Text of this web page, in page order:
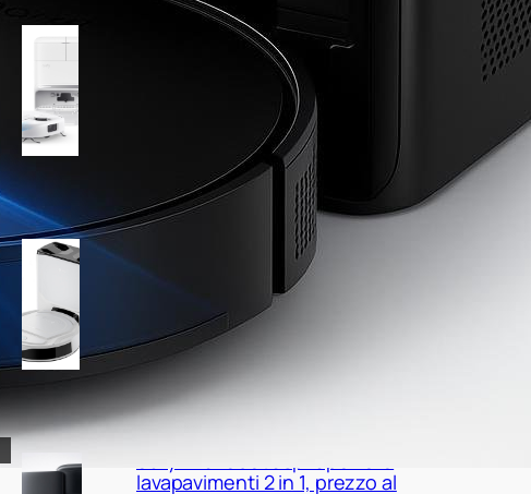
eufy C28 HydroJet 5 in 1, super
potenza e AI per l’evitamento
ostacoli con prezzo Amazon da
Lefant M210 PLUS in offerta su
Amazon, robot compatto con
base di raccolta a prezzo
molto interessante
lavapavimenti 2 in 1, prezzo al